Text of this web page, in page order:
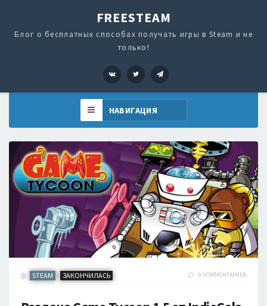
FREESTEAM
Блог о бесплатных способах получать игры в Steam и не
только!
VK Twitter
STEAM / ЗАКОНЧИЛАСЬ 9 КОММЕНТАРИЕВ